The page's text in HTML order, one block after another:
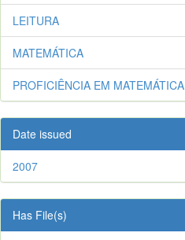
LEITURA
MATEMÁTICA
PROFICIÊNCIA EM MATEMÁTICA
Date issued
2007
Has File(s)